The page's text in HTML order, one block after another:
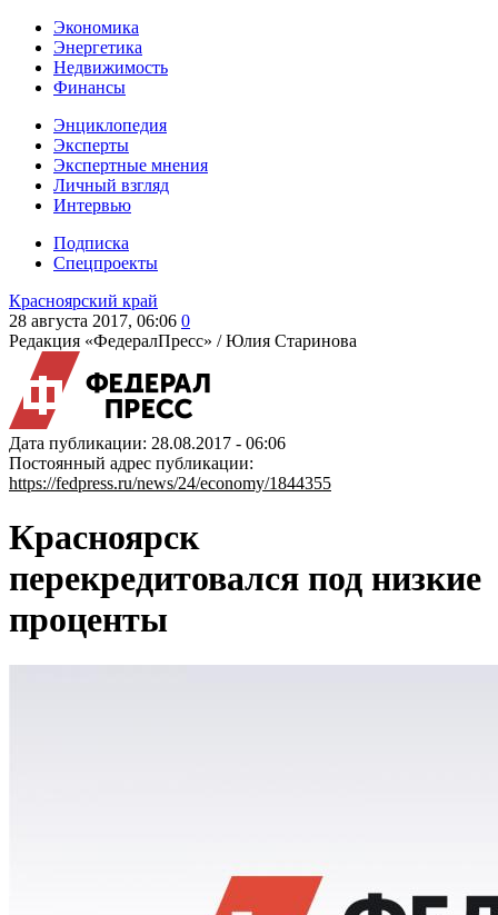
Экономика
Энергетика
Недвижимость
Финансы
Энциклопедия
Эксперты
Экспертные мнения
Личный взгляд
Интервью
Подписка
Спецпроекты
Красноярский край
28 августа 2017, 06:06 0
Редакция «ФедералПресс» /Юлия Старинова
Дата публикации: 28.08.2017 - 06:06
Постоянный адрес публикации:
https://fedpress.ru/news/24/economy/1844355
Красноярск
перекредитовался под низкие
проценты